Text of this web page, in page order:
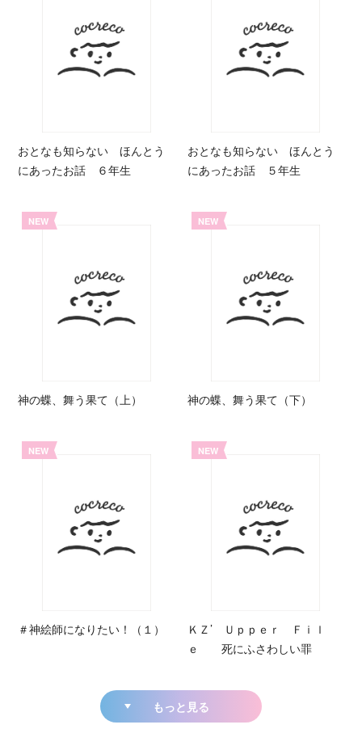
おとなも知らない ほんとう
にあったお話 ６年生
おとなも知らない ほんとう
にあったお話 ５年生
NEW
神の蝶、舞う果て（上）
NEW
神の蝶、舞う果て（下）
NEW
＃神絵師になりたい！（１）
NEW
ＫＺ’ Ｕｐｐｅｒ Ｆｉｌ
ｅ 死にふさわしい罪
もっと見る